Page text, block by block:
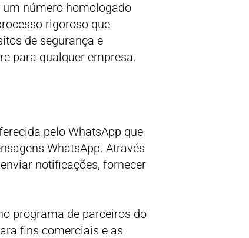
um número homologado
rigoroso que
de segurança e
para qualquer empresa.
pelo WhatsApp que
WhatsApp. Através
notificações, fornecer
programa de parceiros do
fins comerciais e as